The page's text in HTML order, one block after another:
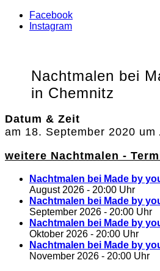
Facebook
Instagram
Nachtmalen bei
in Chemnitz
Datum & Zeit
am 18. September 2020 um
weitere Nachtmalen -
Nachtmalen bei Made by
August 2026 - 20:00 Uhr
Nachtmalen bei Made by
September 2026 - 20:00 Uhr
Nachtmalen bei Made by
Oktober 2026 - 20:00 Uhr
Nachtmalen bei Made by
November 2026 - 20:00 Uhr